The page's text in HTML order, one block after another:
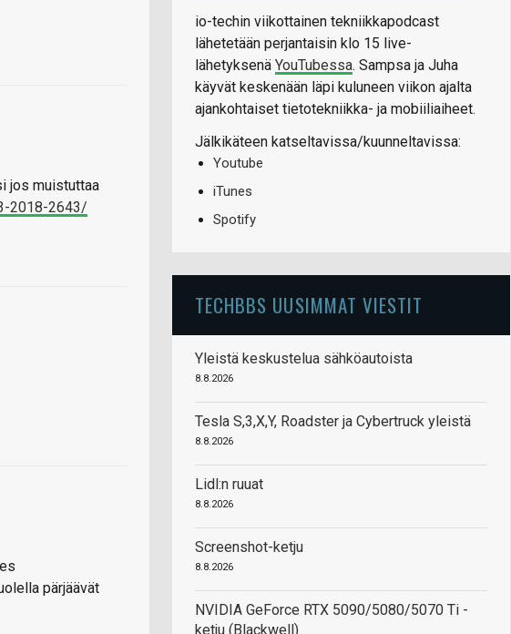
jos muistuttaa
2018-2643/
pärjäävät
io-techin viikottainen tekniikkapodcast
lähetetään perjantaisin klo 15 live-
lähetyksenä YouTubessa. Sampsa ja Juha
käyvät keskenään läpi kuluneen viikon ajalta
ajankohtaiset tietotekniikka- ja mobiiliaiheet.
Jälkikäteen katseltavissa/kuunneltavissa:
Youtube
iTunes
Spotify
TECHBBS UUSIMMAT VIESTIT
Yleistä keskustelua sähköautoista
8.8.2026
Tesla S,3,X,Y, Roadster ja Cybertruck yleistä
8.8.2026
Lidl:n ruuat
8.8.2026
Screenshot-ketju
8.8.2026
NVIDIA GeForce RTX 5090/5080/5070 Ti -
ketju (Blackwell)